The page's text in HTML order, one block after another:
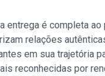
entrega é completa
relações
em sua trajetória
reconhecidas por